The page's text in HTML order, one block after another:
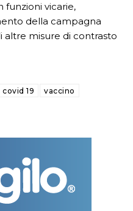
funzioni vicarie,
della campagna
altre misure di contrasto
covid 19 vaccino